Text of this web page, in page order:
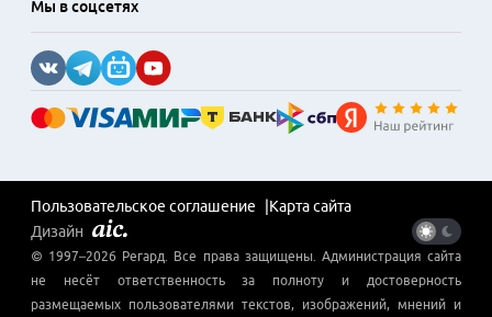
Мы в соцсетях
Пользовательское соглашение
Карта сайта
Дизайн
© 1997–2026 Регард . Все права защищены. Администрация сайта
не несёт ответственность за полноту и достоверность
размещаемых пользователями текстов, изображений, мнений и